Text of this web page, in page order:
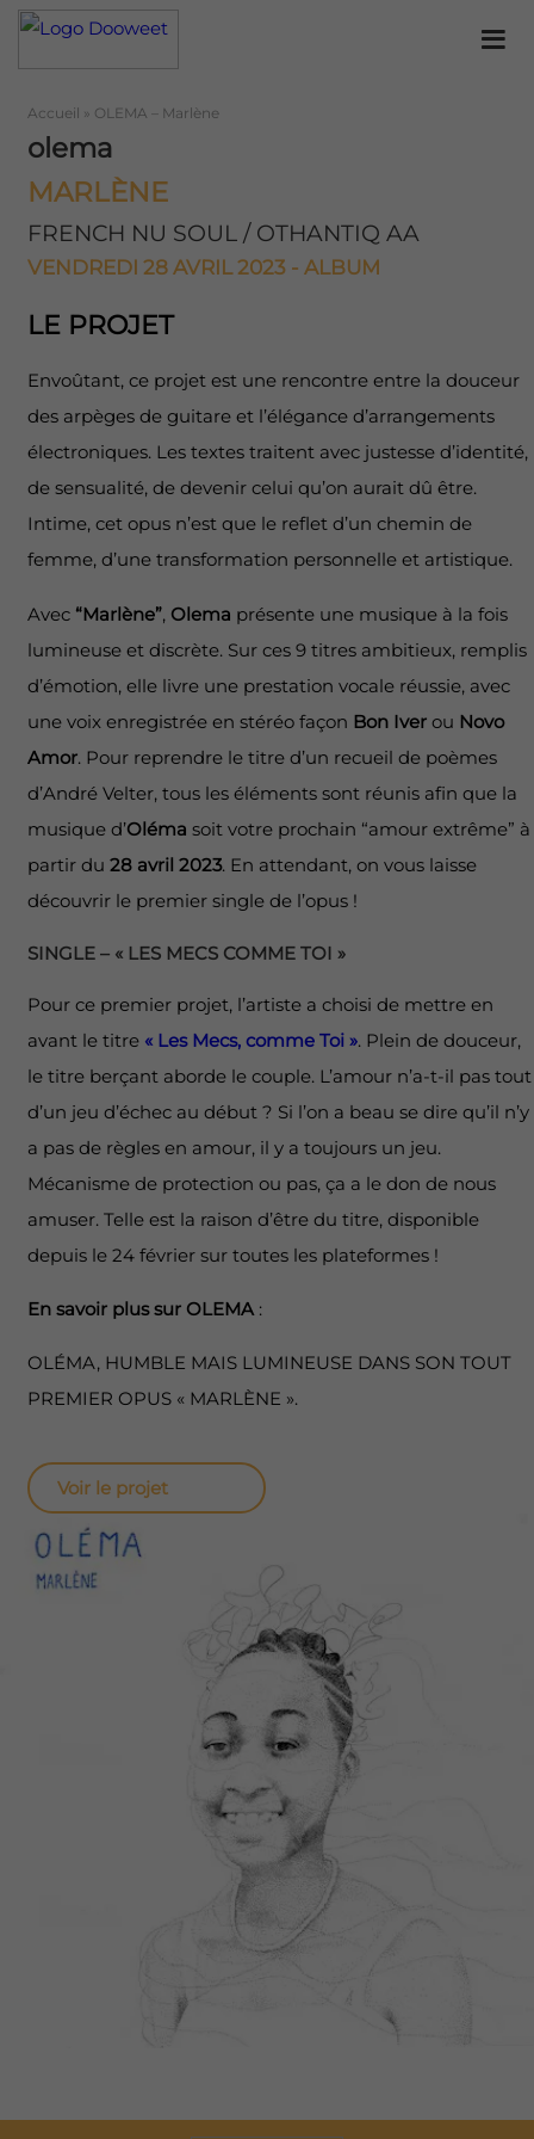
Accueil » OLEMA – Marlène
olema
MARLÈNE
FRENCH NU SOUL / OTHANTIQ AA
VENDREDI 28 AVRIL 2023 - ALBUM
LE PROJET
Envoûtant, ce projet est une rencontre entre la douceur
des arpèges de guitare et l’élégance d’arrangements
électroniques. Les textes traitent avec justesse d’identité,
de sensualité, de devenir celui qu’on aurait dû être.
Intime, cet opus n’est que le reflet d’un chemin de
femme, d’une transformation personnelle et artistique.
Avec “Marlène”, Olema présente une musique à la fois
lumineuse et discrète. Sur ces 9 titres ambitieux, remplis
d’émotion, elle livre une prestation vocale réussie, avec
une voix enregistrée en stéréo façon Bon Iver ou Novo
Amor. Pour reprendre le titre d’un recueil de poèmes
d’André Velter, tous les éléments sont réunis afin que la
musique d’Oléma soit votre prochain “amour extrême” à
partir du 28 avril 2023. En attendant, on vous laisse
découvrir le premier single de l’opus !
SINGLE – « LES MECS COMME TOI »
Pour ce premier projet, l’artiste a choisi de mettre en
avant le titre « Les Mecs, comme Toi ». Plein de douceur,
le titre berçant aborde le couple. L’amour n’a-t-il pas tout
d’un jeu d’échec au début ? Si l’on a beau se dire qu’il n’y
a pas de règles en amour, il y a toujours un jeu.
Mécanisme de protection ou pas, ça a le don de nous
amuser. Telle est la raison d’être du titre, disponible
depuis le 24 février sur toutes les plateformes !
En savoir plus sur OLEMA :
OLÉMA, HUMBLE MAIS LUMINEUSE DANS SON TOUT
PREMIER OPUS « MARLÈNE ».
Voir le projet